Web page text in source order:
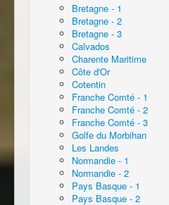
Bretagne - 1
Bretagne - 2
Bretagne - 3
Calvados
Charente Maritime
Côte d'Or
Cotentin
Franche Comté - 1
Franche Comté - 2
Franche Comté - 3
Golfe du Morbihan
Les Landes
Normandie - 1
Normandie - 2
Pays Basque - 1
Pays Basque - 2